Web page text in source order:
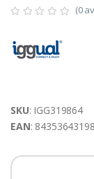
(0
SKU: IGG319864
EAN: